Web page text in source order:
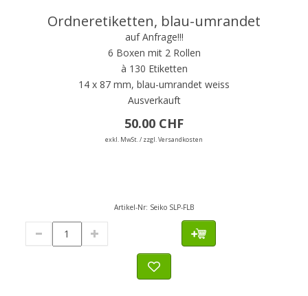
Ordneretiketten, blau-umrandet
auf Anfrage!!!
6 Boxen mit 2 Rollen
à 130 Etiketten
14 x 87 mm, blau-umrandet weiss
Ausverkauft
50.00 CHF
exkl. MwSt. / zzgl. Versandkosten
Artikel-Nr: Seiko SLP-FLB